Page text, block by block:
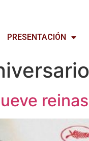
PRESENTACIÓN
reinas